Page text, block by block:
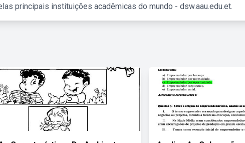
principais instituições acadêmicas do mundo - dsw.aau.edu.et.